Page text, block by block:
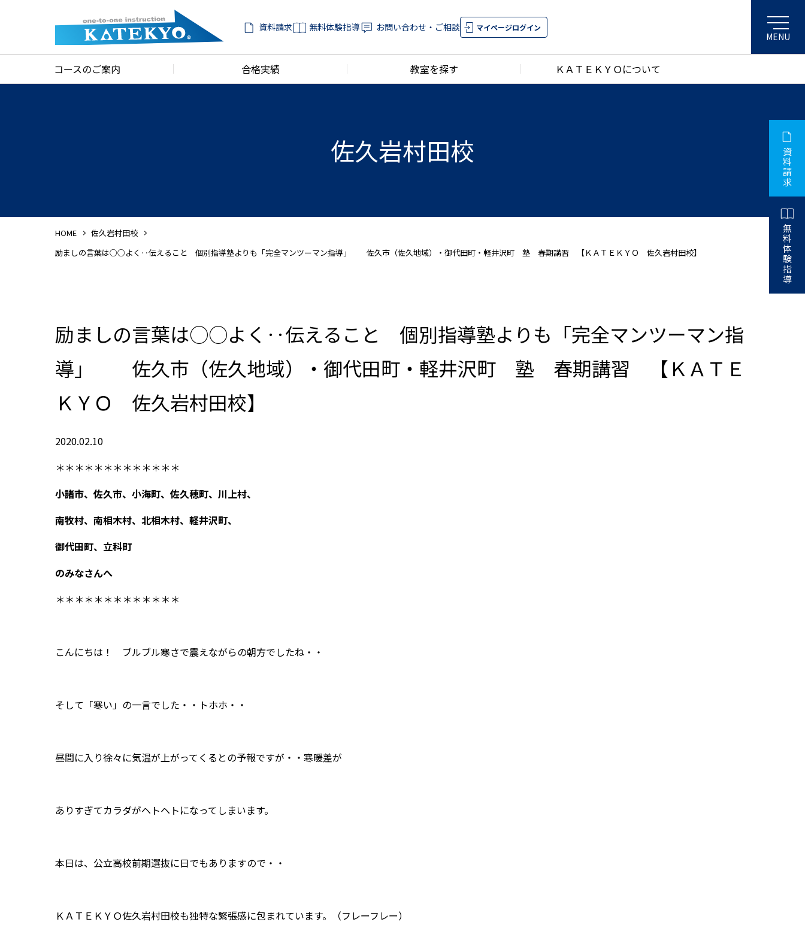
資料請求 無料体験指導 お問い合わせ・ご相談 マイページログイン
コースのご案内 合格実績 教室を探す ＫＡＴＥＫＹＯについて
佐久岩村田校
HOME
佐久岩村田校
励ましの言葉は○○よく‥伝えること 個別指導塾よりも「完全マンツーマン指導」 佐久市（佐久地域）・御代田町・軽井沢町 塾 春期講習 【ＫＡＴＥＫＹＯ 佐久岩村田校】
励ましの言葉は○○よく‥伝えること 個別指導塾よりも「完全マンツーマン指
導」 佐久市（佐久地域）・御代田町・軽井沢町 塾 春期講習 【ＫＡＴＥ
ＫＹＯ 佐久岩村田校】
2020.02.10
＊＊＊＊＊＊＊＊＊＊＊＊＊
小諸市、佐久市、小海町、佐久穂町、川上村、
南牧村、南相木村、北相木村、軽井沢町、
御代田町、立科町
のみなさんへ
＊＊＊＊＊＊＊＊＊＊＊＊＊
こんにちは！ ブルブル寒さで震えながらの朝方でしたね・・
そして「寒い」の一言でした・・トホホ・・
昼間に入り徐々に気温が上がってくるとの予報ですが・・寒暖差が
ありすぎてカラダがヘトヘトになってしまいます。
本日は、公立高校前期選抜に日でもありますので・・
ＫＡＴＥＫＹＯ佐久岩村田校も独特な緊張感に包まれています。（フレーフレー）
資
料
請
求
無
料
体
験
指
導